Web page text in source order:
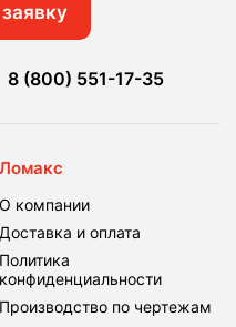
8 (800) 551-17-35
Ломакс
О компании
Доставка и оплата
Политика
конфиденциальности
Производство по чертежам